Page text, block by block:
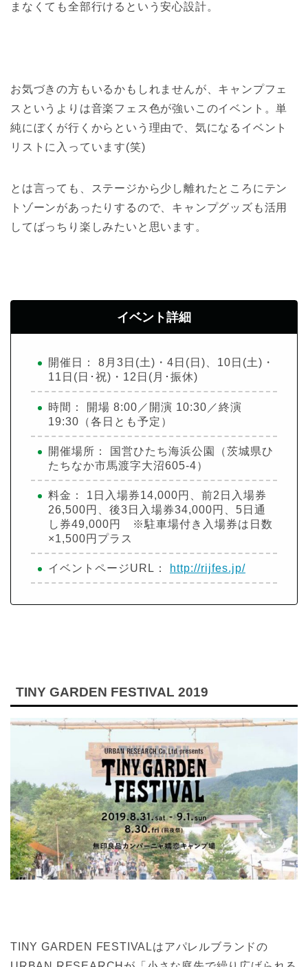
まなくても全部行けるという安心設計。
お気づきの方もいるかもしれませんが、キャンプフェ
スというよりは音楽フェス色が強いこのイベント。単
純にぼくが行くからという理由で、気になるイベント
リストに入っています(笑)
とは言っても、ステージから少し離れたところにテン
トゾーンがあったりするので、キャンプグッズも活用
してばっちり楽しみたいと思います。
イベント詳細
開催日： 8月3日(土)・4日(日)、10日(土)・
11日(日･祝)・12日(月･振休)
時間： 開場 8:00／開演 10:30／終演
19:30（各日とも予定）
開催場所： 国営ひたち海浜公園（茨城県ひ
たちなか市馬渡字大沼605-4）
料金： 1日入場券14,000円、前2日入場券
26,500円、後3日入場券34,000円、5日通
し券49,000円 ※駐車場付き入場券は日数
×1,500円プラス
イベントページURL： http://rijfes.jp/
TINY GARDEN FESTIVAL 2019
TINY GARDEN FESTIVALはアパレルブランドの